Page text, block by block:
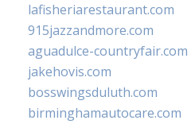
lafisheriarestaurant.com
915jazzandmore.com
aguadulce-countryfair.com
jakehovis.com
bosswingsduluth.com
birminghamautocare.com